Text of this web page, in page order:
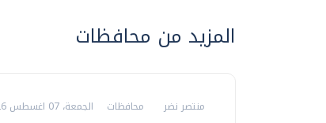
المزيد من محافظات
منتصر نضر محافظات الجمعة، 07 اغسطس 2026 09:01 م